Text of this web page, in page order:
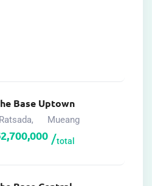
Base Uptown
Ratsada, Mueang
2,700,000 total